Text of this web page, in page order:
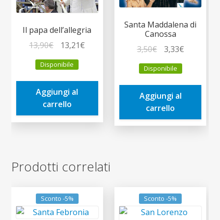
Il papa dell’allegria
13,90€
prezzo
originale
era:
13,90€.
13,21€
è:
Disponibile
Aggiungi al
carrello
Santa Maddalena di
Canossa
3,50€
prezzo
originale
era:
3,50€.
3,33€Il
è:
Disponibile
Aggiungi al
carrello
Prodotti correlati
Sconto -5% Sconto -5%